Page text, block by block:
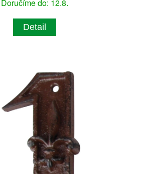
Doručíme do: 12.8.
Detail